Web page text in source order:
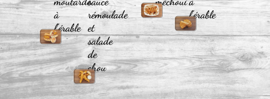
à
l’érable
rémoulade
et
salade
de
chou
l’érable